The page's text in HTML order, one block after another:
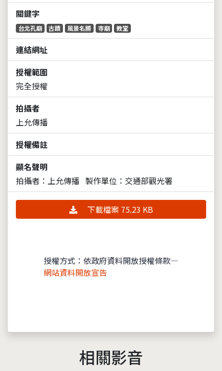
關鍵字
台北孔廟 古蹟 風景名勝 寺廟 教堂
連結網址
授權範圍
完全授權
拍攝者
上允傳播
授權備註
顯名聲明
拍攝者：上允傳播 製作單位：交通部觀光署
下載檔案 75.23 KB
授權方式：依政府資料開放授權條款—
網站資料開放宣告
相關影音